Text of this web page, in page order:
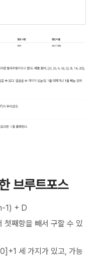
브루트포스
1) + D
첫째항을 빼서 구할 수 있
세 가지가 있고, 가능